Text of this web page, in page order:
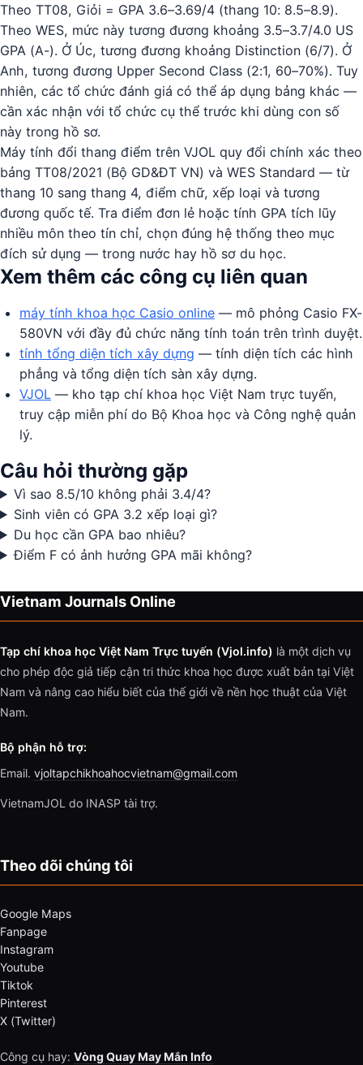
Theo TT08, Giỏi = GPA 3.6–3.69/4 (thang 10: 8.5–8.9).
Theo WES, mức này tương đương khoảng 3.5–3.7/4.0 US
GPA (A-). Ở Úc, tương đương khoảng Distinction (6/7). Ở
Anh, tương đương Upper Second Class (2:1, 60–70%). Tuy
nhiên, các tổ chức đánh giá có thể áp dụng bảng khác —
cần xác nhận với tổ chức cụ thể trước khi dùng con số
này trong hồ sơ.
Máy tính đổi thang điểm trên VJOL quy đổi chính xác theo
bảng TT08/2021 (Bộ GD&ĐT VN) và WES Standard — từ
thang 10 sang thang 4, điểm chữ, xếp loại và tương
đương quốc tế. Tra điểm đơn lẻ hoặc tính GPA tích lũy
nhiều môn theo tín chỉ, chọn đúng hệ thống theo mục
đích sử dụng — trong nước hay hồ sơ du học.
Xem thêm các công cụ liên quan
máy tính khoa học Casio online — mô phỏng Casio FX-
580VN với đầy đủ chức năng tính toán trên trình duyệt.
tính tổng diện tích xây dựng — tính diện tích các hình
phẳng và tổng diện tích sàn xây dựng.
VJOL — kho tạp chí khoa học Việt Nam trực tuyến,
truy cập miễn phí do Bộ Khoa học và Công nghệ quản
lý.
Câu hỏi thường gặp
Vì sao 8.5/10 không phải 3.4/4?
Sinh viên có GPA 3.2 xếp loại gì?
Du học cần GPA bao nhiêu?
Điểm F có ảnh hưởng GPA mãi không?
Vietnam Journals Online
Tạp chí khoa học Việt Nam Trực tuyến (Vjol.info) là một dịch vụ
cho phép độc giả tiếp cận tri thức khoa học được xuất bản tại Việt
Nam và nâng cao hiểu biết của thế giới về nền học thuật của Việt
Nam.
Bộ phận hỗ trợ:
Email. vjoltapchikhoahocvietnam@gmail.com
VietnamJOL do INASP tài trợ.
Theo dõi chúng tôi
Google Maps
Fanpage
Instagram
Youtube
Tiktok
Pinterest
X (Twitter)
Công cụ hay: Vòng Quay May Mắn Info